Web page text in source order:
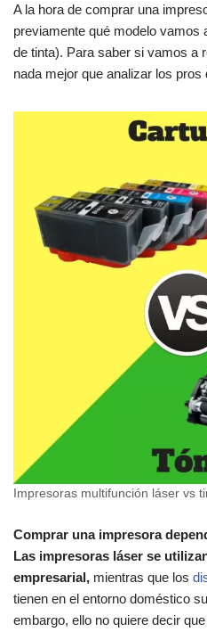
A la hora de comprar una
previamente qué modelo vamos
de tinta). Para saber si vamos a
nada mejor que analizar los pros
Impresoras multifunción láser vs
Comprar una impresora
Las impresoras láser se
empresarial, mientras que los
tienen en el entorno doméstico
embargo, ello no quiere decir